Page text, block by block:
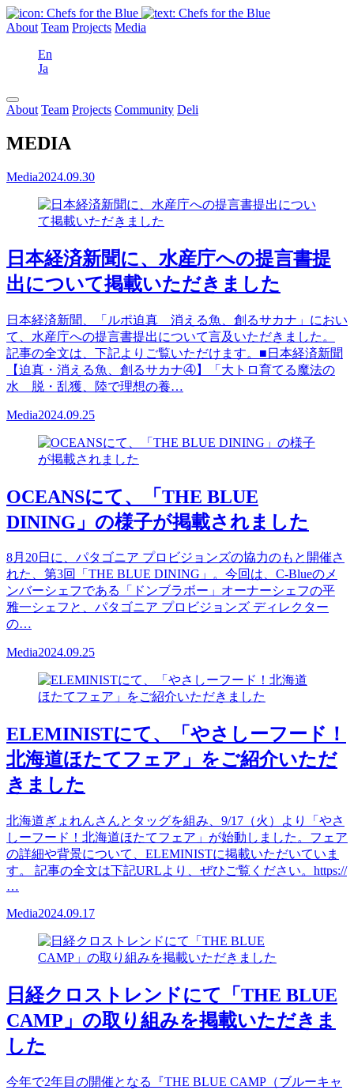
About Team Projects Media
En
Ja
About Team Projects Community Deli
MEDIA
Media2024.09.30
日本経済新聞に、水産庁への提言書提
出について掲載いただきました
日本経済新聞、「ルポ迫真 消える魚、創るサカナ」におい
て、水産庁への提言書提出について言及いただきました。
記事の全文は、下記よりご覧いただけます。■日本経済新聞
【迫真・消える魚、創るサカナ④】「大トロ育てる魔法の
水 脱・乱獲、陸で理想の養…
Media2024.09.25
OCEANSにて、「THE BLUE
DINING」の様子が掲載されました
8月20日に、パタゴニア プロビジョンズの協力のもと開催さ
れた、第3回「THE BLUE DINING」。今回は、C-Blueのメ
ンバーシェフである「ドンブラボー」オーナーシェフの平
雅一シェフと、パタゴニア プロビジョンズ ディレクター
の…
Media2024.09.25
ELEMINISTにて、「やさしーフード！
北海道ほたてフェア」をご紹介いただ
きました
北海道ぎょれんさんとタッグを組み、9/17（火）より「やさ
しーフード！北海道ほたてフェア」が始動しました。フェア
の詳細や背景について、ELEMINISTに掲載いただいていま
す。 記事の全文は下記URLより、ぜひご覧ください。https://
…
Media2024.09.17
日経クロストレンドにて「THE BLUE
CAMP」の取り組みを掲載いただきま
した
今年で2年目の開催となる『THE BLUE CAMP（ブルーキャ